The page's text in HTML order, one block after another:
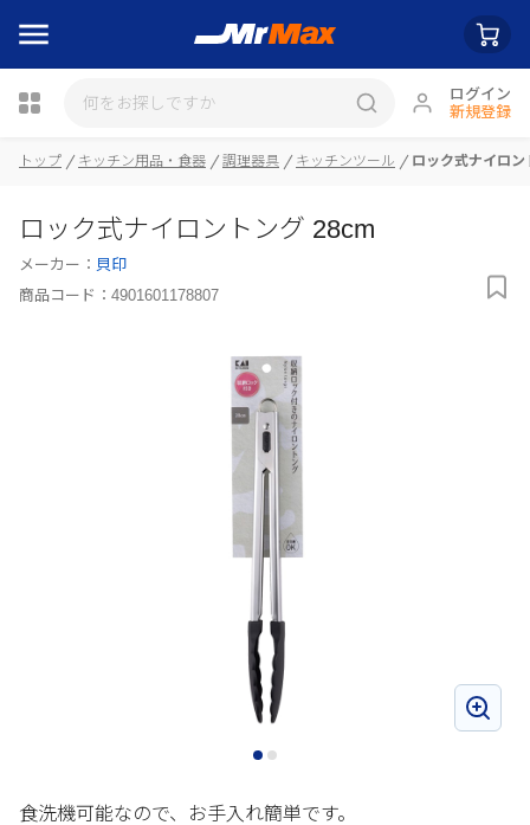
ログイン
新規登録
瓶詰
トップ キッチン用品・食器 調理器具 キッチンツール ロック式ナイロ
ロック式ナイロントング 28cm
メーカー： 貝印
商品コード： 4901601178807
食洗機可能なので、お手入れ簡単です。